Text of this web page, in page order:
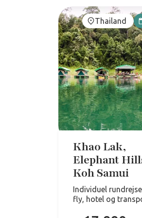
Thailand
Khao Lak,
Elephant
Koh Samui
Individuel
fly, hotel og